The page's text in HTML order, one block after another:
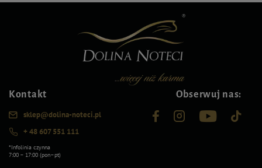
Kontakt
sklep@dolina-noteci.pl
+ 48 607 551 111
*Infolinia czynna
7:00 – 17:00 (pon–pt)
Obserwuj nas: